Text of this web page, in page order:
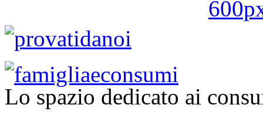
Lo spazio dedicato ai